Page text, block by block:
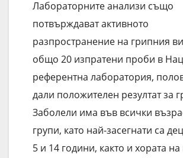
Лабораторните анализи също
потвърждават активното
разпространение на грипния
общо 20 изпратени проби в
референтна лаборатория,
дали положителен резултат за
Заболели има във всички
групи, като най-засегнати са
5 и 14 години, както и хората на